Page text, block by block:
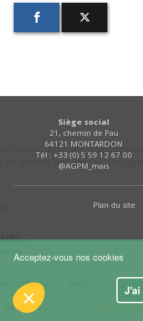
FNPSMS
GERM-
EMPLOI
Siège social
21, chemin de Pau
64121 MONTARDON
Tél : +33 (0) 5 59 12 67 00
@AGPM_mais
Plan du site
Acceptez-vous nos cookies
que le contenu de
de vous déranger, mais on
cookies :
d'audience
certifiés par
Je choisis OK